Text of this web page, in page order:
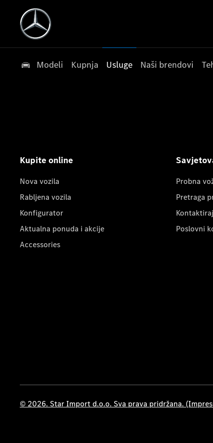
Modeli Kupnja Usluge Naši brendovi
Kupite online
Nova vozila
Rabljena vozila
Konfigurator
Aktualna ponuda i akcije
Accessories
Probna
Pretraga
Poslovni
© 2026. Star Import d.o.o. Sva prava pridržana.